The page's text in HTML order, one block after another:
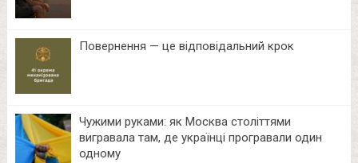
Повернення — це відповідальний крок
Чужими руками: як Москва століттями
вигравала там, де українці програвали один
одному